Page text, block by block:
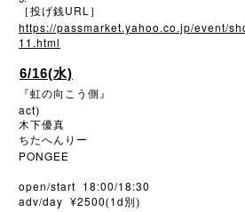
［投げ銭URL ］
https://passmarket.yahoo.co.jp/event/
11.html
6/16(水)
『虹の向こう側』
act)
木下優真
ちたへんりー
PONGEE
open/start 18:00/18:30
adv/day ¥2500(1d 別)